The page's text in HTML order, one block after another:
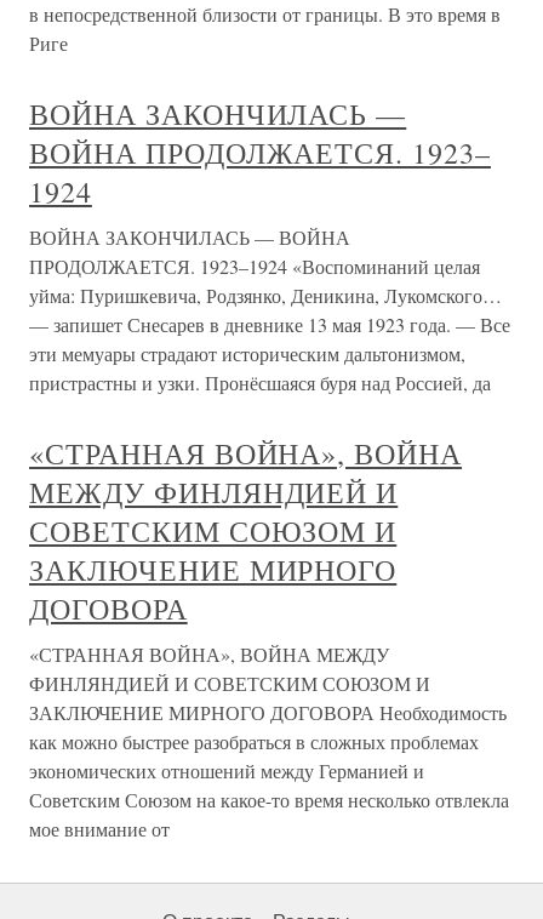
в непосредственной близости от границы. В это время в
Риге
ВОЙНА ЗАКОНЧИЛАСЬ —
ВОЙНА ПРОДОЛЖАЕТСЯ. 1923–
1924
ВОЙНА ЗАКОНЧИЛАСЬ — ВОЙНА
ПРОДОЛЖАЕТСЯ. 1923–1924 «Воспоминаний целая
уйма: Пуришкевича, Родзянко, Деникина, Лукомского…
— запишет Снесарев в дневнике 13 мая 1923 года. — Все
эти мемуары страдают историческим дальтонизмом,
пристрастны и узки. Пронёсшаяся буря над Россией, да
«СТРАННАЯ ВОЙНА», ВОЙНА
МЕЖДУ ФИНЛЯНДИЕЙ И
СОВЕТСКИМ СОЮЗОМ И
ЗАКЛЮЧЕНИЕ МИРНОГО
ДОГОВОРА
«СТРАННАЯ ВОЙНА», ВОЙНА МЕЖДУ
ФИНЛЯНДИЕЙ И СОВЕТСКИМ СОЮЗОМ И
ЗАКЛЮЧЕНИЕ МИРНОГО ДОГОВОРА Необходимость
как можно быстрее разобраться в сложных проблемах
экономических отношений между Германией и
Советским Союзом на какое-то время несколько отвлекла
мое внимание от